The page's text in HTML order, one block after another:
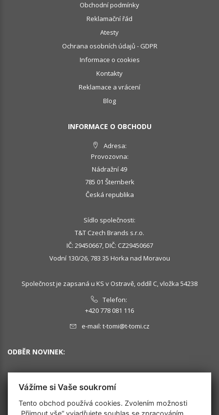
Obchodní podmínky
Reklamační řád
Atesty
Ochrana osobních údajů - GDPR
Informace o cookies
Kontakty
Reklamace a vrácení
Blog
INFORMACE O OBCHODU
Adresa:
Provozovna:
Nádražní 49
785 01 Šternberk
Česká republika
Sídlo společnosti:
T&T Czech Brands s.r.o.
IČ: 29450667, DIČ: CZ29450667
Vodní 130/26, 783 35 Horka nad Moravou
Společnost je zapsaná u KS v Ostravě, oddíl C, vložka 54238
Telefon:
+420 778 081 116
e-mail: t-tomi@t-tomi.cz
ODBĚR NOVINEK:
OK
Vážíme si Vaše soukromí
Tento obchod používá cookies. Zvolením možnosti
„Přijmout vše“ vyjadřujete souhlas se zpracováním